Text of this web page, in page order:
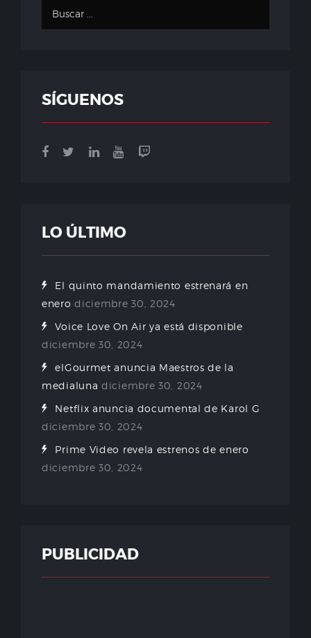
SÍGUENOS
LO ÚLTIMO
El quinto mandamiento estrenará en
enero diciembre 30, 2024
Voice Love On Air ya está disponible
diciembre 30, 2024
elGourmet anuncia Maestros de la
medialuna diciembre 30, 2024
Netflix anuncia documental de Karol G
diciembre 30, 2024
Prime Video revela estrenos de enero
diciembre 30, 2024
PUBLICIDAD